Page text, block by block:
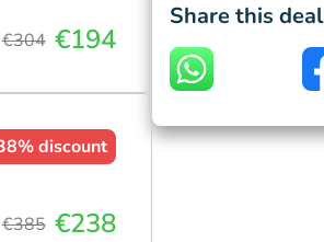
€304 €194
discount
€385 €238
Share this deal